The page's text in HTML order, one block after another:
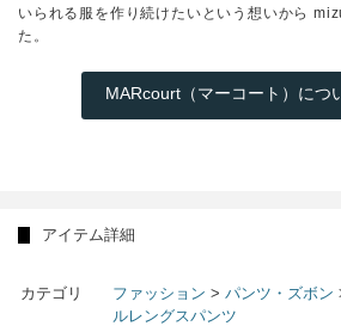
いられる服を作り続けたいという想いから
た。
MARcourt（マーコート）につ
アイテム詳細
カテゴリ ファッション > パンツ・ズボン
ルレングスパンツ